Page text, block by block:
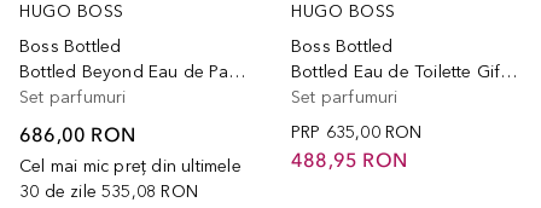
HUGO BOSS
Boss Bottled
Bottled Beyond Eau de Parfum Gift Set
Set parfumuri
686,00 RON
Cel mai mic preț din ultimele
30 de zile 535,08 RON
HUGO BOSS
Boss Bottled
Bottled Eau de Toilette Gift Set
Set parfumuri
PRP 635,00 RON
488,95 RON